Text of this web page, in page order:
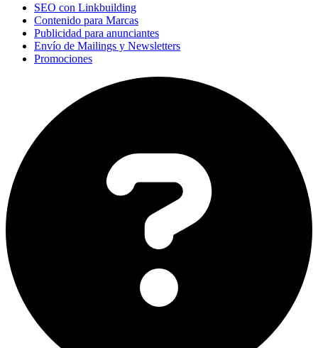
SEO con Linkbuilding
Contenido para Marcas
Publicidad para anunciantes
Envío de Mailings y Newsletters
Promociones